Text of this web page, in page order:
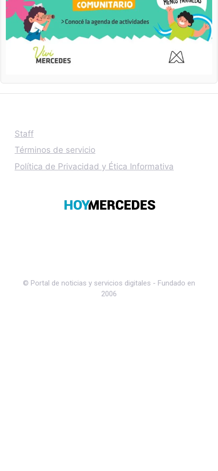
Staff
Términos de servicio
Política de Privacidad y Ética Informativa
© Portal de noticias y servicios digitales - Fundado en
2006